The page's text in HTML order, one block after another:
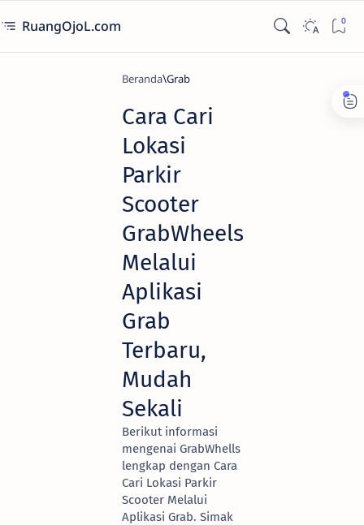
RuangOjoL.com
Beranda Grab
Cara Cari
Lokasi
Parkir
Scooter
GrabWheels
Melalui
Aplikasi
Grab
Terbaru,
Mudah
Sekali
Berikut informasi
mengenai GrabWhells
lengkap dengan Cara
Cari Lokasi Parkir
Scooter Melalui
Aplikasi Grab. Simak